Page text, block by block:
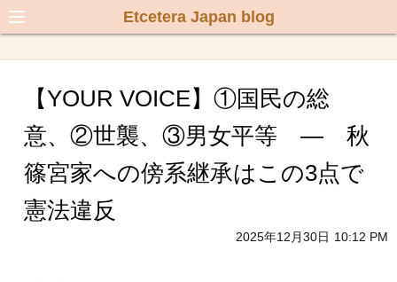
Etcetera Japan blog
【YOUR VOICE】①国民の総
意、②世襲、③男女平等 ― 秋
篠宮家への傍系継承はこの3点で
憲法違反
2025年12月30日 10:12 PM